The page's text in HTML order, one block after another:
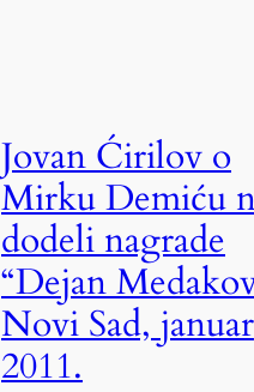
Jovan Ćirilov o
Mirku Demiću
dodeli nagrade
“Dejan
Novi Sad, januar
2011.